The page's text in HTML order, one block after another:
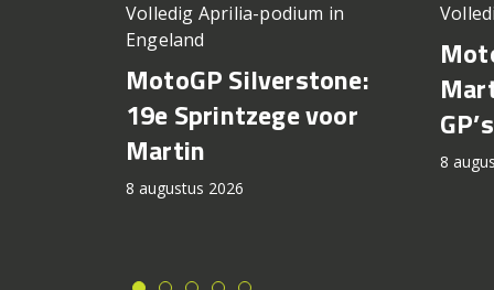
Volledig Aprilia-podium in
Engeland
MotoGP Silverstone:
19e Sprintzege voor
Martin
8 augustus 2026
GP’s
8